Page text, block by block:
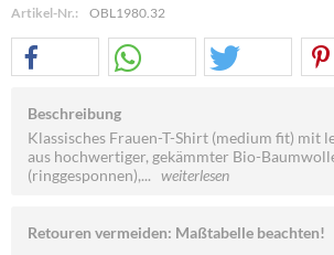
Artikel-Nr.:
OBL1980.32
Beschreibung
Klassisches Frauen-T-Shirt (medium fit) mit
aus hochwertiger, gekämmter Bio-
(ringgesponnen),... weiterlesen
Retouren vermeiden: Maßtabelle beachten!